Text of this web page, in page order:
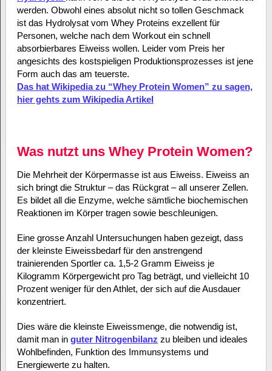
werden. Obwohl eines absolut nicht so tollen Geschmack
ist das Hydrolysat vom Whey Proteins exzellent für
Personen, welche nach dem Workout ein schnell
absorbierbares Eiweiss wollen. Leider vom Preis her
angesichts des kostspieligen Produktionsprozesses ist jene
Form auch das am teuerste.
Das hat Wikipedia zu “Whey Protein Women” zu sagen,
hier gehts zum Wikipedia Artikel
Was nutzt uns Whey Protein Women?
Die Mehrheit der Körpermasse ist aus Eiweiss. Eiweiss an
sich bringt die Struktur – das Rückgrat – all unserer Zellen.
Es bildet all die Enzyme, welche sämtliche biochemischen
Reaktionen im Körper tragen sowie beschleunigen.
Eine grosse Anzahl Untersuchungen haben gezeigt, dass
der kleinste Eiweissbedarf für den anstrengend
trainierenden Sportler ca. 1,5-2 Gramm Eiweiss je
Kilogramm Körpergewicht pro Tag beträgt, und vielleicht 10
Prozent weniger für den Athlet, der sich auf die Ausdauer
konzentriert.
Dies wäre die kleinste Eiweissmenge, die notwendig ist,
damit man in guter Nitrogenbilanz zu bleiben und ideales
Wohlbefinden, Funktion des Immunsystems und
Energiewerte zu halten.